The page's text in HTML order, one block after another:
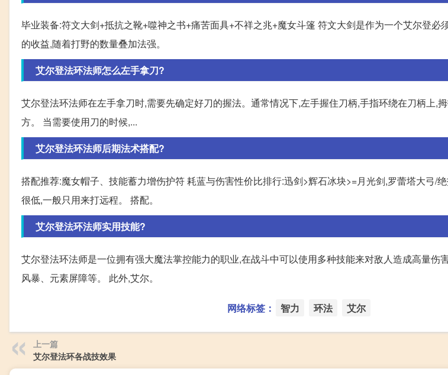
毕业装备:符文大剑+抵抗之靴+噬神之书+痛苦面具+不祥之兆+魔女斗篷 符文大剑是作为一个艾尔登必
的收益,随着打野的数量叠加法强。
艾尔登法环法师怎么左手拿刀?
艾尔登法环法师在左手拿刀时,需要先确定好刀的握法。通常情况下,左手握住刀柄,手指环绕在刀柄上,
方。 当需要使用刀的时候,...
艾尔登法环法师后期法术搭配?
搭配推荐:魔女帽子、技能蓄力增伤护符 耗蓝与伤害性价比排行:迅剑>辉石冰块>=月光剑,罗蕾塔大弓/
很低,一般只用来打远程。 搭配。
艾尔登法环法师实用技能?
艾尔登法环法师是一位拥有强大魔法掌控能力的职业,在战斗中可以使用多种技能来对敌人造成高量伤
风暴、元素屏障等。 此外,艾尔。
网络标签： 智力 环法 艾尔
上一篇
艾尔登法环各战技效果